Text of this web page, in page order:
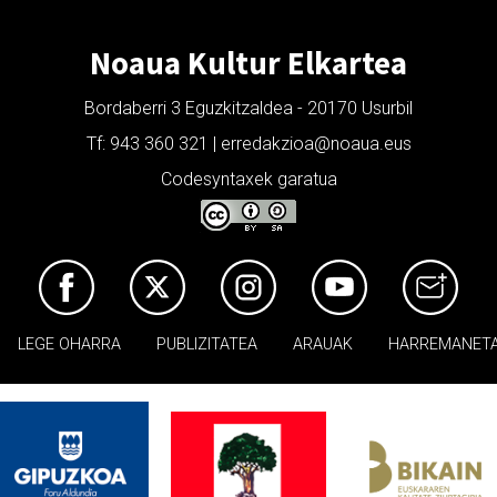
Noaua Kultur Elkartea
Bordaberri 3 Eguzkitzaldea - 20170 Usurbil
Tf: 943 360 321 | erredakzioa@noaua.eus
Codesyntaxek garatua
LEGE OHARRA PUBLIZITATEA ARAUAK